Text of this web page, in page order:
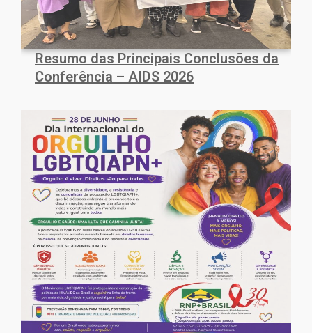
Resumo das Principais Conclusões da
Conferência – AIDS 2026